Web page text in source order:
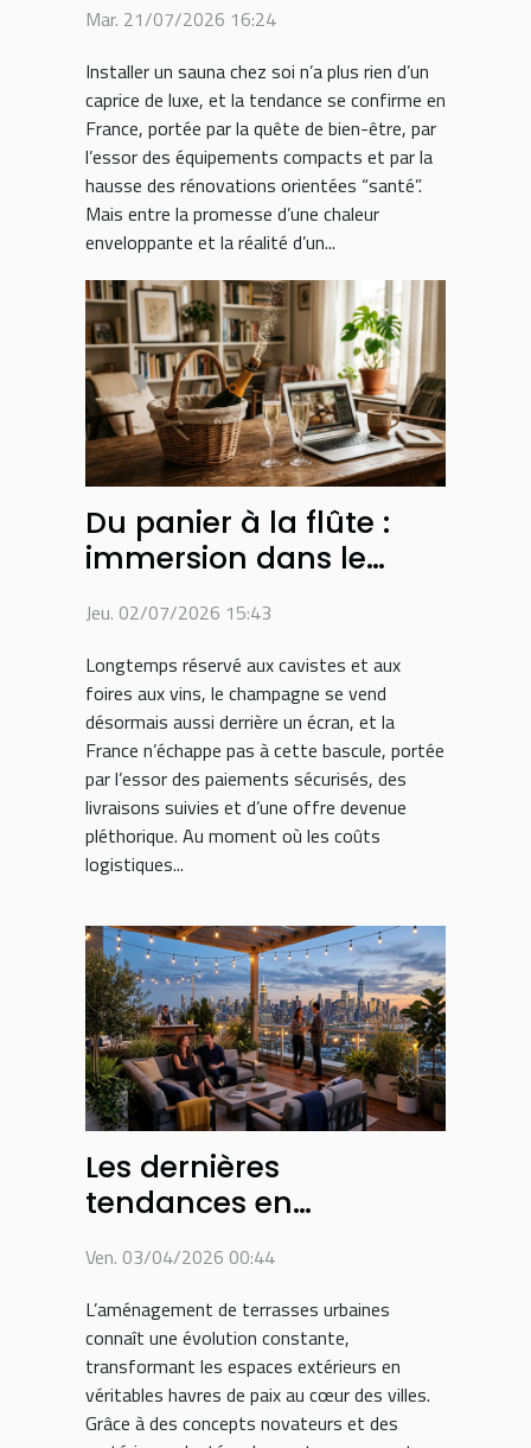
Mar. 21/07/2026 16:24
Installer un sauna chez soi n’a plus rien d’un
caprice de luxe, et la tendance se confirme en
France, portée par la quête de bien-être, par
l’essor des équipements compacts et par la
hausse des rénovations orientées “santé”.
Mais entre la promesse d’une chaleur
enveloppante et la réalité d’un...
Du panier à la flûte :
immersion dans le
champagne sur
internet
Jeu. 02/07/2026 15:43
Longtemps réservé aux cavistes et aux
foires aux vins, le champagne se vend
désormais aussi derrière un écran, et la
France n’échappe pas à cette bascule, portée
par l’essor des paiements sécurisés, des
livraisons suivies et d’une offre devenue
pléthorique. Au moment où les coûts
logistiques...
Les dernières
tendances en
terrasses urbaines
Ven. 03/04/2026 00:44
L’aménagement de terrasses urbaines
connaît une évolution constante,
transformant les espaces extérieurs en
véritables havres de paix au cœur des villes.
Grâce à des concepts novateurs et des